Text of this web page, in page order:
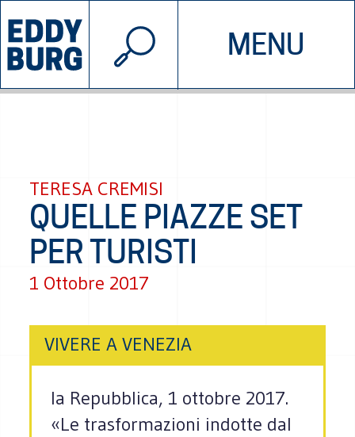
MENU
INIZIATIVE CHI SIAMO
© 2026 EDDYBURG
TERESA CREMISI
QUELLE PIAZZE SET
PER TURISTI
1 Ottobre 2017
VIVERE A VENEZIA
la Repubblica, 1 ottobre 2017.
«Le trasformazioni indotte dal